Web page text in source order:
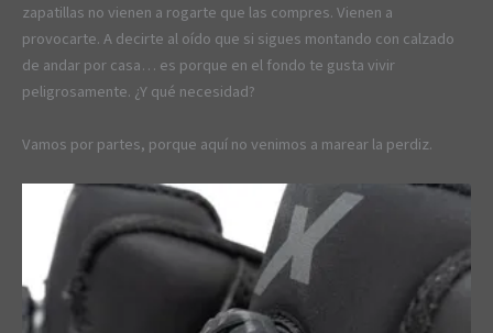
zapatillas no vienen a rogarte que las compres. Vienen a
provocarte. A decirte al oído que si sigues montando con calzado
de andar por casa… es porque en el fondo te gusta vivir
peligrosamente. ¿Y qué necesidad?
Vamos por partes, porque aquí no venimos a marear la perdiz.